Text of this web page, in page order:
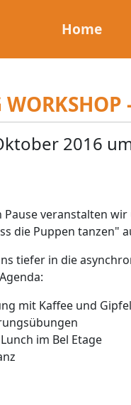
Home
2016
Pause veranstalten
die Puppen tanzen"
tiefer in die
mit Kaffee und
im Bel Etage